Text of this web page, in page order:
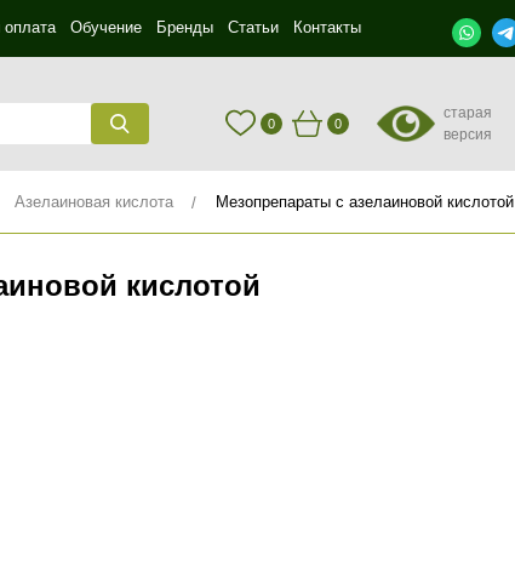
оплата Обучение Бренды Статьи Контакты
0 0
старая
версия
Азелаиновая кислота Мезопрепараты с азелаиновой кислотой
кислотой